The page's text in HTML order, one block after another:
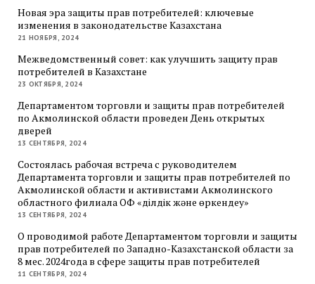
Новая эра защиты прав потребителей: ключевые
изменения в законодательстве Казахстана
21 НОЯБРЯ, 2024
Межведомственный совет: как улучшить защиту прав
потребителей в Казахстане
23 ОКТЯБРЯ, 2024
Департаментом торговли и защиты прав потребителей
по Акмолинской области проведен День открытых
дверей
13 СЕНТЯБРЯ, 2024
Состоялась рабочая встреча с руководителем
Департамента торговли и защиты прав потребителей по
Акмолинской области и активистами Акмолинского
областного филиала ОФ «Әділдік және өркендеу»
13 СЕНТЯБРЯ, 2024
О проводимой работе Департаментом торговли и защиты
прав потребителей по Западно-Казахстанской области за
8 мес. 2024года в сфере защиты прав потребителей
11 СЕНТЯБРЯ, 2024